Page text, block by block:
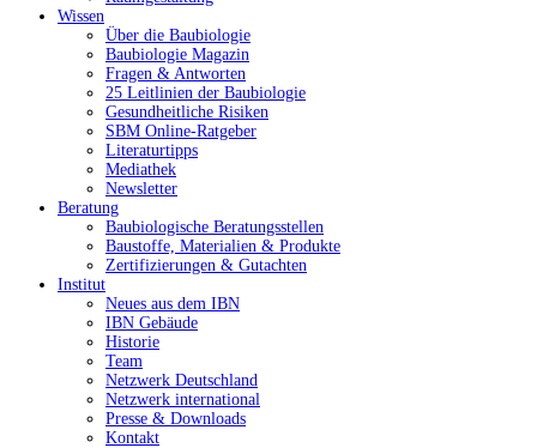
Wissen
Über die Baubiologie
Baubiologie Magazin
Fragen & Antworten
25 Leitlinien der Baubiologie
Gesundheitliche Risiken
SBM Online-Ratgeber
Literaturtipps
Mediathek
Newsletter
Beratung
Baubiologische Beratungsstellen
Baustoffe, Materialien & Produkte
Zertifizierungen & Gutachten
Institut
Neues aus dem IBN
IBN Gebäude
Historie
Team
Netzwerk Deutschland
Netzwerk international
Presse & Downloads
Kontakt